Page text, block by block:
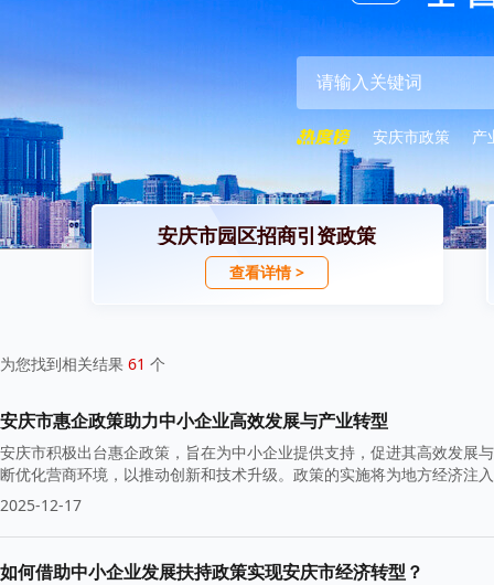
安庆市政策 产
安庆市园区招商引资政策
查看详情 >
为您找到相关结果 61 个
安庆市惠企政策助力中小企业高效发展与产业转型
安庆市积极出台惠企政策，旨在为中小企业提供支持，促进其高效发展
断优化营商环境，以推动创新和技术升级。政策的实施将为地方经济注
2025-12-17
如何借助中小企业发展扶持政策实现安庆市经济转型？